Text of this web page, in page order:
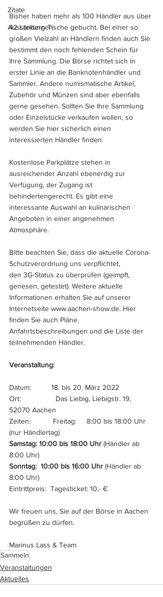
Zitate
Ausstellungen
Bisher haben mehr als 100 Händler aus über
42 Ländern Tische gebucht. Bei einer so
großen Vielzahl an Händlern finden auch Sie
bestimmt den noch fehlenden Schein für
Ihre Sammlung. Die Börse richtet sich in
erster Linie an die Banknotenhändler und
Sammler. Andere numismatische Artikel,
Zubehör und Münzen sind aber ebenfalls
gerne gesehen. Sollten Sie Ihre Sammlung
oder Einzelstücke verkaufen wollen, so
werden Sie hier sicherlich einen
interessierten Händler finden.
Kostenlose Parkplätze stehen in
ausreichender Anzahl ebenerdig zur
Verfügung, der Zugang ist
behindertengerecht. Es gibt eine
interessante Auswahl an kulinarischen
Angeboten in einer angenehmen
Atmosphäre.
Bitte beachten Sie, dass die aktuelle Corona-
Schutzverordnung uns verpflichtet,
den 3G-Status zu überprüfen (geimpft,
genesen, getestet). Weitere aktuelle
Informationen erhalten Sie auf unserer
Internetseite www.aachen-show.de. Hier
finden Sie auch Pläne,
Anfahrtsbeschreibungen und die Liste der
teilnehmenden Händler.
Veranstaltung:
Datum:          18. bis 20. März 2022
Ort:                 Das Liebig, Liebigstr. 19,
52070 Aachen
Zeiten:           Freitag:     8:00 bis 18:00 Uhr
(nur Händlertag)
Samstag: 10:00 bis 18:00 Uhr (Händler ab
8:00 Uhr)
Sonntag:  10:00 bis 16:00 Uhr (Händler ab
8:00 Uhr)
Eintrittpreis:  Tagesticket: 10,- €
Wir freuen uns, Sie auf der Börse in Aachen
begrüßen zu dürfen.
Marinus Lass & Team
Sammeln
Veranstaltungen
Aktuelles